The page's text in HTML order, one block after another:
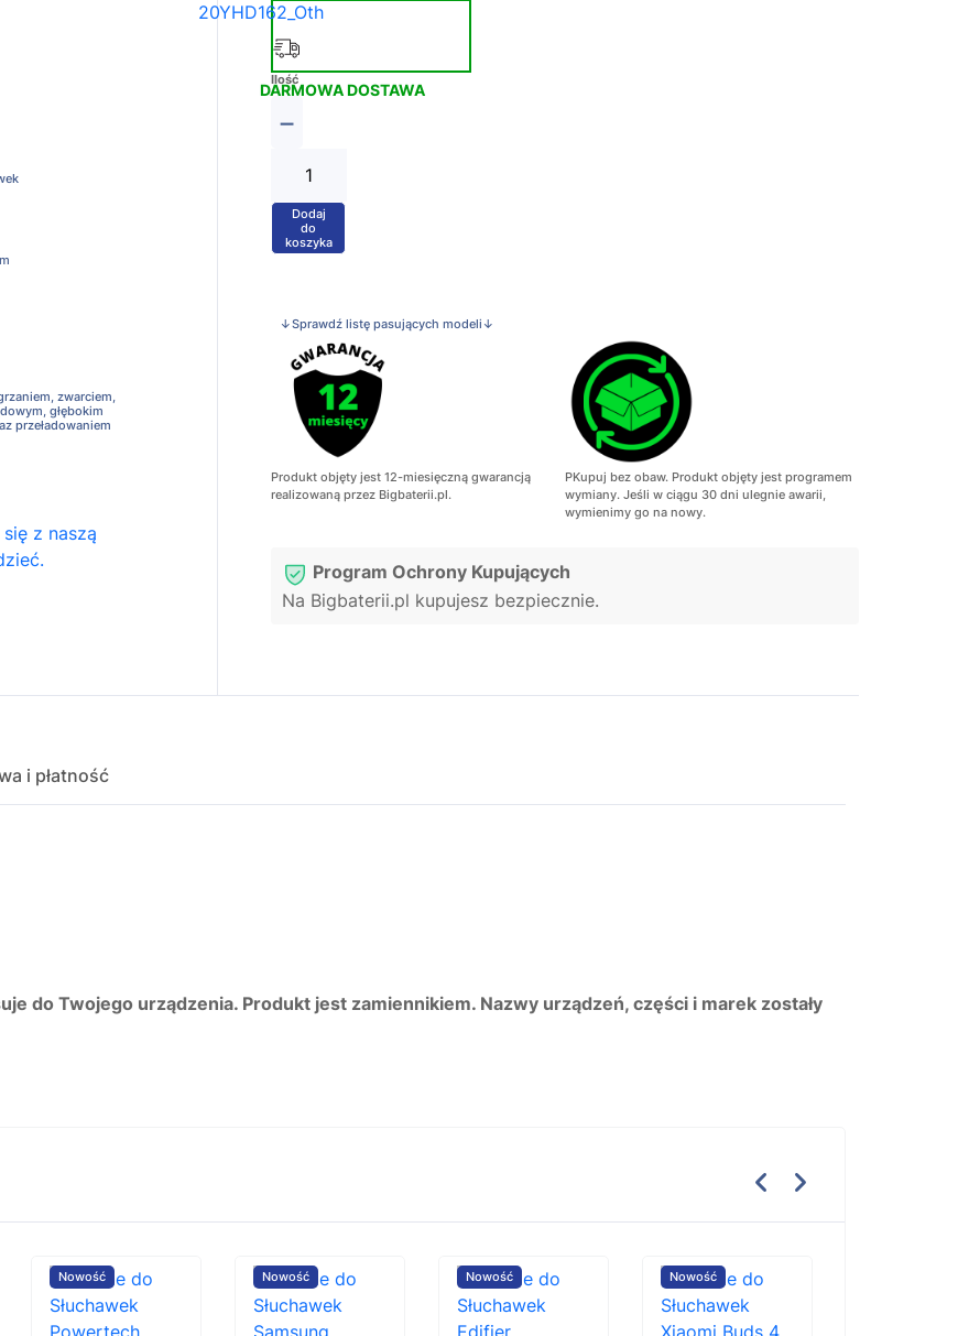
zwarciem,
głębokim
przeładowaniem
z naszą
20YHD162_Oth
DARMOWA DOSTAWA
Ilość
−
+
Dodaj
do
koszyka
↓Sprawdź listę pasujących modeli↓
Produkt objęty jest 12-miesięczną gwarancją
realizowaną przez Bigbaterii.pl.
PKupuj bez obaw. Produkt objęty jest programem
wymiany. Jeśli w ciągu 30 dni ulegnie awarii,
wymienimy go na nowy.
Program Ochrony Kupujących
Na Bigbaterii.pl kupujesz bezpiecznie.
i płatność
do Twojego urządzenia. Produkt jest zamiennikiem. Nazwy urządzeń, części i marek zostały
Nowość Nowość Nowość Nowość